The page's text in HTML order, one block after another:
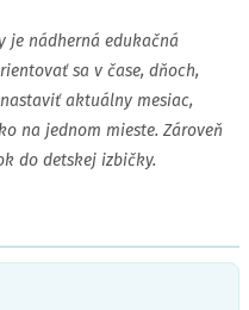
je nádherná edukačná
sa v čase, dňoch,
aktuálny mesiac,
na jednom mieste. Zároveň
do detskej izbičky.